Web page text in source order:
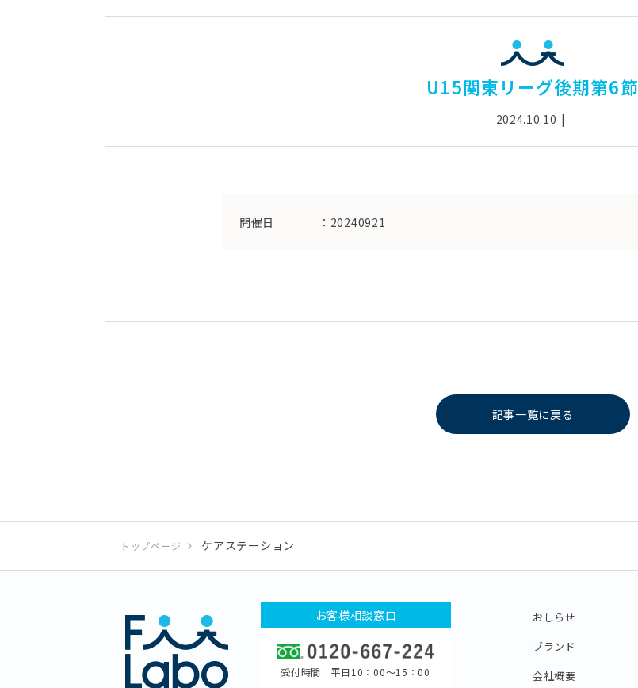
U15関東リーグ後期第6節
2024.10.10
開催日 ：20240921
記事一覧に戻る
トップページ ケアステーション
お客様相談窓口
受付時間 平日10：00〜15：00
おしらせ
ブランド
会社概要